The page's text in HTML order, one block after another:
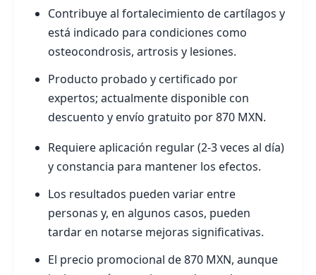
Contribuye al fortalecimiento de cartílagos y
está indicado para condiciones como
osteocondrosis, artrosis y lesiones.
Producto probado y certificado por
expertos; actualmente disponible con
descuento y envío gratuito por 870 MXN.
Requiere aplicación regular (2-3 veces al día)
y constancia para mantener los efectos.
Los resultados pueden variar entre
personas y, en algunos casos, pueden
tardar en notarse mejoras significativas.
El precio promocional de 870 MXN, aunque